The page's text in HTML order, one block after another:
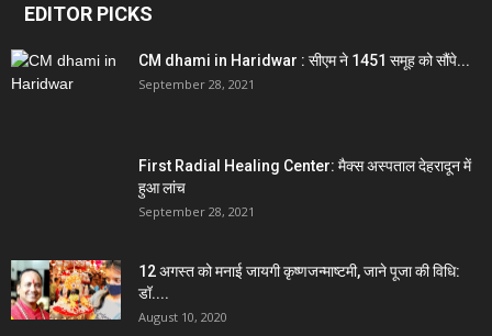
EDITOR PICKS
CM dhami in Haridwar : सीएम ने 1451 समूह को सौंपे...
September 28, 2021
First Radial Healing Center: मैक्स अस्पताल देहरादून में
हुआ लांच
September 28, 2021
12 अगस्त को मनाई जायगी कृष्णजन्माष्टमी, जाने पूजा की विधि:
डॉ....
August 10, 2020